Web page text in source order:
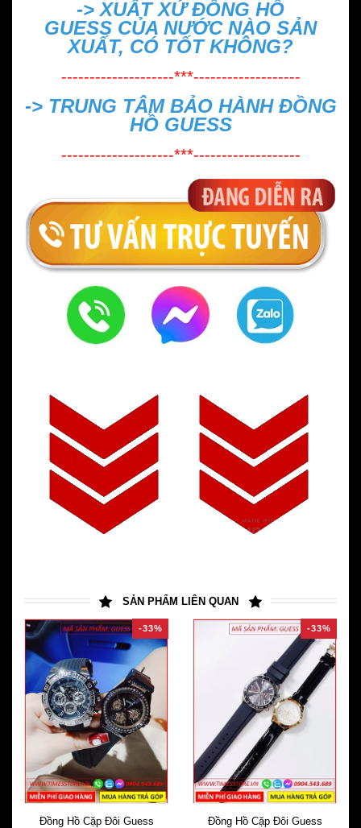
->XUẤT XỨ ĐỒNG HỒ
GUESS CỦA NƯỚC NÀO SẢN
XUẤT, CÓ TỐT KHÔNG?
--------------------***-------------------
-> TRUNG TÂM BẢO HÀNH ĐỒNG
HỒ GUESS
--------------------***-------------------
SẢN PHẨM LIÊN QUAN
-33%
Đồng Hồ Cặp Đôi Guess
-33%
Đồng Hồ Cặp Đôi Guess